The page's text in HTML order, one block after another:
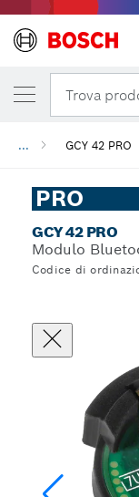
Trova
... GCY 42 PRO
PRO
GCY 42 PRO
Modulo
Codice di